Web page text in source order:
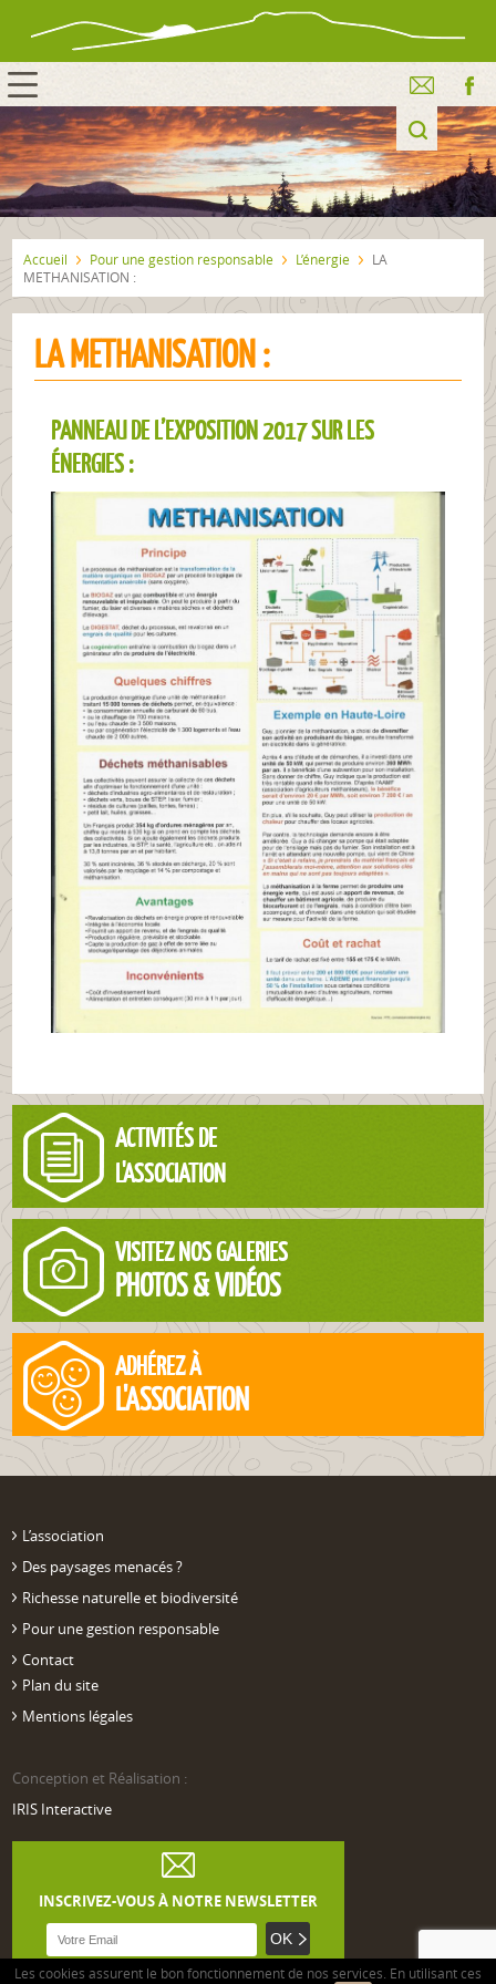
Accueil Pour une gestion responsable L’énergie
LA
METHANISATION :
LA METHANISATION :
PANNEAU DE L’EXPOSITION 2017 SUR LES
ÉNERGIES :
ACTIVITÉS DE
L'ASSOCIATION
VISITEZ NOS GALERIES
PHOTOS & VIDÉOS
ADHÉREZ À
L'ASSOCIATION
L’association
Des paysages menacés ?
Richesse naturelle et biodiversité
Pour une gestion responsable
Contact
Plan du site
Mentions légales
Conception et Réalisation :
IRIS Interactive
INSCRIVEZ-VOUS À NOTRE NEWSLETTER
Les cookies assurent le bon fonctionnement de nos services. En utilisant ces